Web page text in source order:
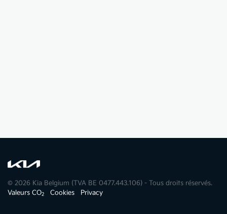
© 2026 Kia Belgium (TVA BE 0477.443.106) - Tous droits réservés.
Valeurs CO2 Cookies Privacy